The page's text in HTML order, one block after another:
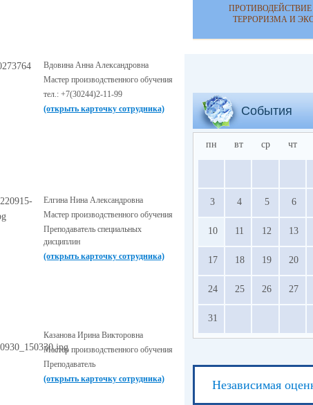
Вдовина Анна Александровна
Мастер производственного обучения
тел.: +7(30244)2-11-99
(открыть карточку сотрудника)
Елгина Нина Александровна
Мастер производственного обучения
Преподаватель специальных
дисциплин
(открыть карточку сотрудника)
Казанова Ирина Викторовна
Мастер производственного обучения
Преподаватель
(открыть карточку сотрудника)
ТЕРРОРИЗМА И
События
пн вт ср чт
3 4 5 6
10 11 12 13
17 18 19 20
24 25 26 27
31
Независимая